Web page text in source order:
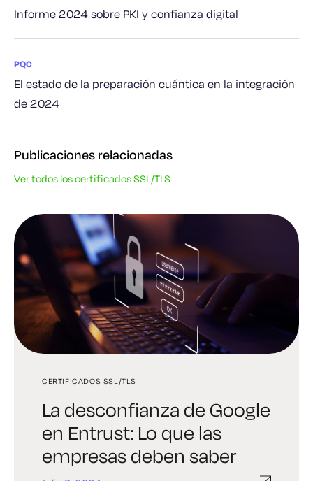
Informe 2024 sobre PKI y confianza digital
PQC
El estado de la preparación cuántica en la integración
de 2024
Publicaciones relacionadas
Ver todos los certificados SSL/TLS
CERTIFICADOS SSL/TLS
La desconfianza de Google
en Entrust: Lo que las
empresas deben saber
GESTIÓN DE CERTIFICADOS
La forma menos
estresante de arreglar un
certificado caducado SSL
GESTIÓN DE CERTIFICADOS
Cómo renovar y
automatizar certificados
SSL